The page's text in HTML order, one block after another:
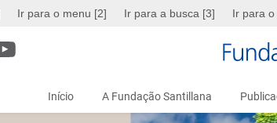
Ir para o menu [2] Ir para a busca [3] Ir para
Início A Fundação Santillana